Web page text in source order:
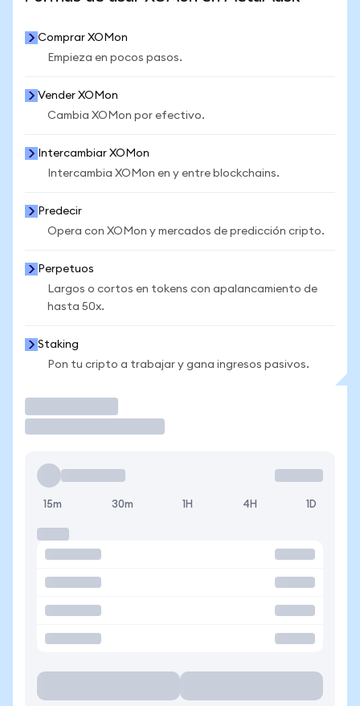
Comprar XOMon
Empieza en pocos pasos.
Vender XOMon
Cambia XOMon por efectivo.
Intercambiar XOMon
Intercambia XOMon en y entre blockchains.
Predecir
Opera con XOMon y mercados de predicción cripto.
Perpetuos
Largos o cortos en tokens con apalancamiento de
hasta 50x.
Staking
Pon tu cripto a trabajar y gana ingresos pasivos.
15m 30m 1H 4H 1D